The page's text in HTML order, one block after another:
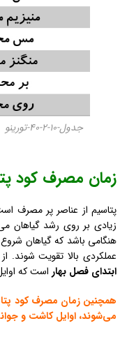
جدول-10-2-40-تورینو
زمان مصرف کود
پتاسیم از عناصر پر مصرف
زیادی بر روی رشد گیاهان
هنگامی باشد که گیاهان
عملکردی بالا تقویت شوند.
ابتدای فصل بهار است که
همچنین زمان مصرف کود
می‌شوند، اوایل کاشت و